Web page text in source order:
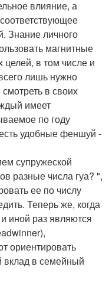
влияние, а
Знание личного
магнитные
в том числе и
лишь нужно
в своих
имеет
по году
удобные феншуй -
супружеской
разные числа гуа? ",
ее по числу
Теперь же, когда
иной раз являются
ориентировать
вклад в семейный